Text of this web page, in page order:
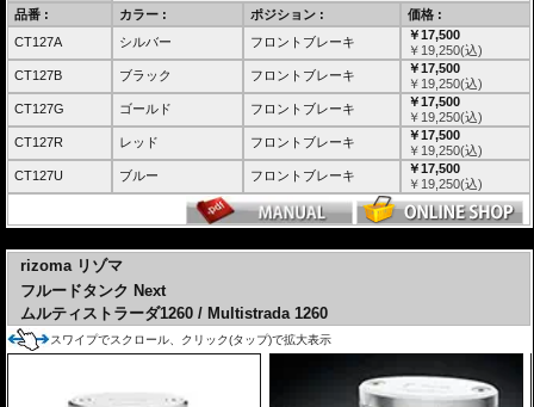
品番 :
カラー : ポジション :
価格 :
CT127A
シルバー フロントブレーキ
￥17,500
￥ 19,250(込)
CT127B
ブラック フロントブレーキ
￥17,500
￥ 19,250(込)
CT127G
ゴールド フロントブレーキ
￥17,500
￥ 19,250(込)
CT127R
レッド フロントブレーキ
￥17,500
￥ 19,250(込)
CT127U
ブルー フロントブレーキ
￥17,500
￥ 19,250(込)
rizoma リゾマ
フルードタンク Next
ムルティストラーダ1260 / Multistrada 1260
スワイプでスクロール、クリック(タップ)で拡大表示